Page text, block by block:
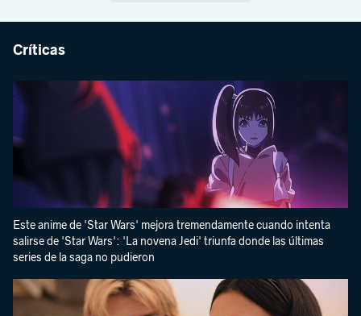
Críticas
Este anime de 'Star Wars' mejora tremendamente cuando intenta
salirse de 'Star Wars': 'La novena Jedi' triunfa donde las últimas
series de la saga no pudieron